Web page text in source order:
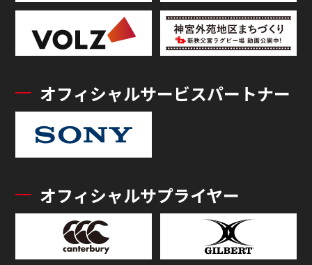
オフィシャルサービスパートナー
オフィシャルサプライヤー